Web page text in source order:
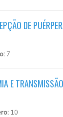
DE
7
E
10